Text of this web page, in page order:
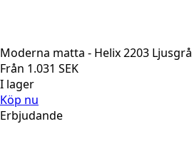
Moderna matta - Helix 2203 Ljusgrå
Från 1.031 SEK
I lager
Köp nu
Erbjudande